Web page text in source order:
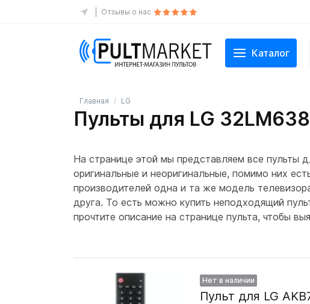
Отзывы о нас
Каталог
Главная LG
Пульты для LG
На странице этой мы представляем все
оригинальные и неоригинальные, помимо них
производителей одна и та же модель
друга. То есть можно купить неподходящий
прочтите описание на странице пульта, чтобы
Нет в наличии
Пульт для LG